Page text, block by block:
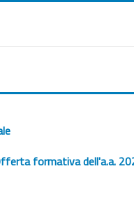
formativa dell'a.a.